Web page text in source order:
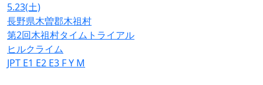
5.23(土)
長野県木曽郡木祖村
第2回木祖村タイムトライアル
ヒルクライム
JPT E1 E2 E3 FY M